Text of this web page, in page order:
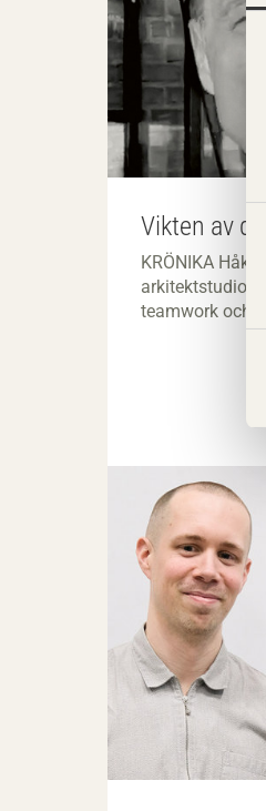
Vikten av
KRÖNIKA
arkitektstudio
teamwork och